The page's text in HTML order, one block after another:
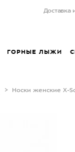
Доставка
ГОРНЫЕ ЛЫЖИ
Носки женские X-